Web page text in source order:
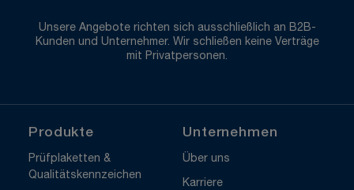
Unsere Angebote richten sich ausschließlich an B2B-
Kunden und Unternehmer. Wir schließen keine Verträge
mit Privatpersonen.
Produkte
Prüfplaketten &
Qualitätskennzeichen
Unternehmen
Über uns
Karriere